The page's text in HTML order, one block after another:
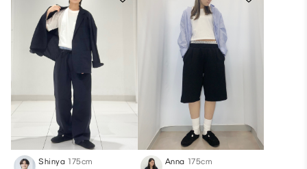
Shinya 175cm Anna 175cm